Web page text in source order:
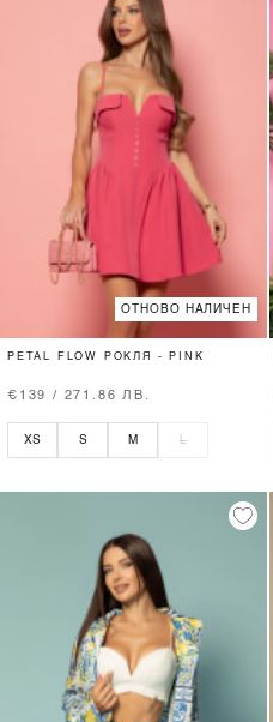
ОТНОВО НАЛИЧЕН
PETAL FLOW РОКЛЯ - PINK
€139 / 271.86 ЛВ.
XS S M L